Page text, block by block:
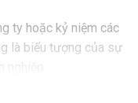
ty hoặc kỷ niệm các
là biểu tượng của sự